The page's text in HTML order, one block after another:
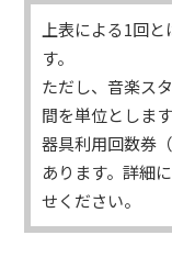
上表による1回
す。
ただし、音楽ス
間を単位とします
器具利用回数券
あります。詳細
せください。